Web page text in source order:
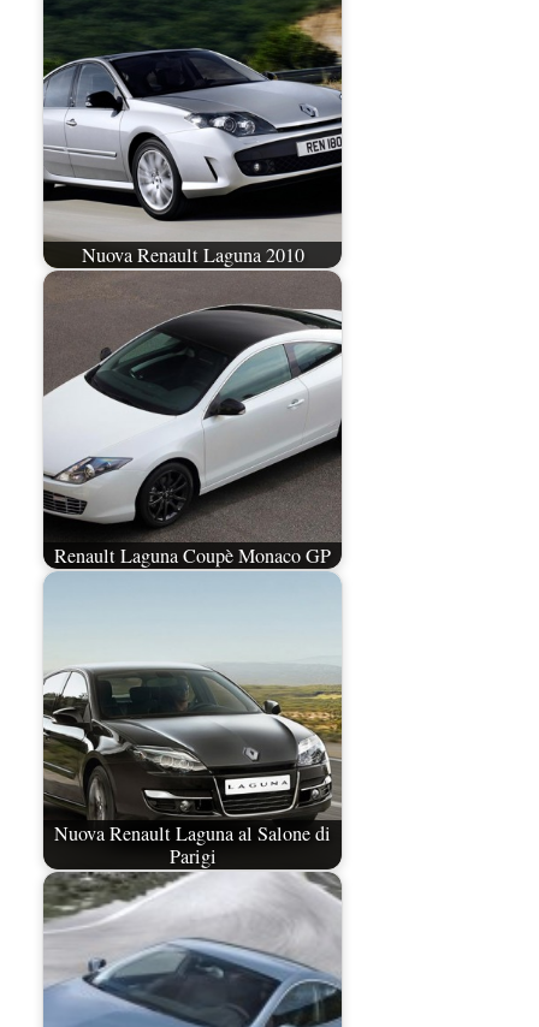
Nuova Renault Laguna 2010
Renault Laguna Coupè Monaco GP
Nuova Renault Laguna al Salone di
Parigi